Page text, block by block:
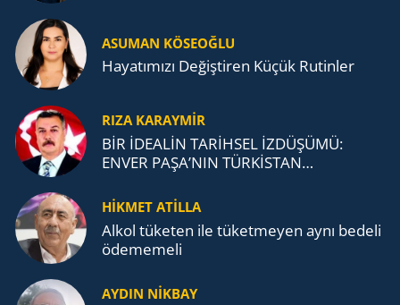
ASUMAN KÖSEOĞLU
Ha­ya­tı­mı­zı De­ğiş­ti­ren Küçük Ru­tin­ler
RIZA KARAYMIR
BİR İDEALİN TARİHSEL İZDÜŞÜMÜ:
ENVER PAŞA’NIN TÜRKİSTAN
TEŞKİLATI’NA UZANAN MİRASI
HİKMET ATİLLA
Alkol tü­ke­ten ile tü­ket­me­yen aynı be­de­li
öde­me­me­li
AYDIN NİKBAY